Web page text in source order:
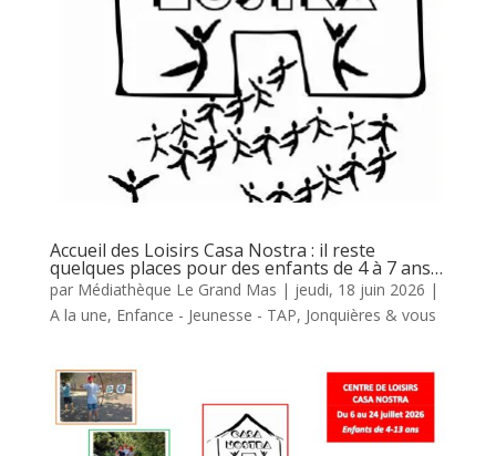
Accueil des Loisirs Casa Nostra : il reste
quelques places pour des enfants de 4 à 7 ans…
par Médiathèque Le Grand Mas | jeudi, 18 juin 2026 |
A la une, Enfance - Jeunesse - TAP, Jonquières & vous